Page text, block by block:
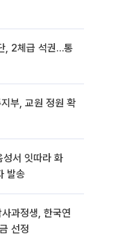
, 2체급 석권…통
부, 교원 정원 확
성서 잇따라 화
발송
과정생, 한국연
선정